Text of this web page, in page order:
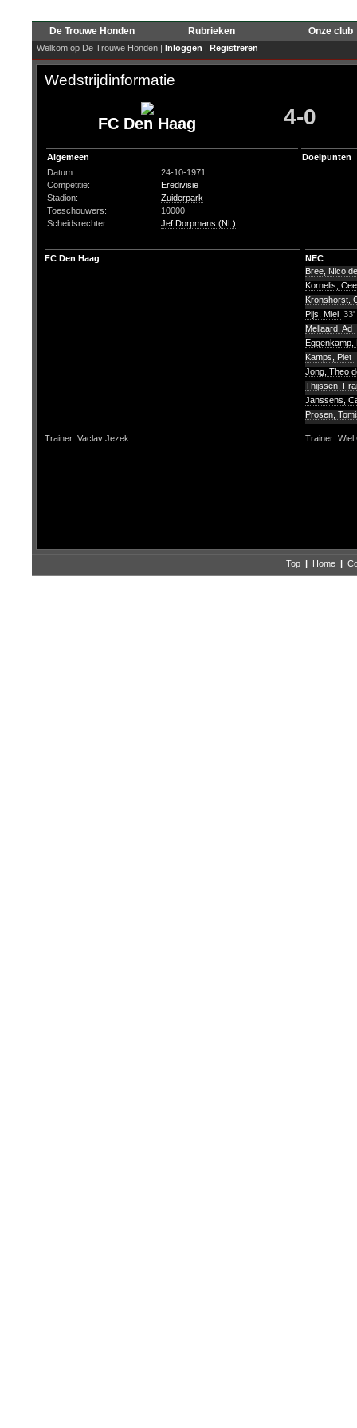
De Trouwe Honden Rubrieken Onze club
Welkom op De Trouwe Honden | Inloggen | Registreren
Wedstrijdinformatie
FC Den Haag 4-0
Algemeen
Datum:
24-10-1971
Competitie:
Eredivisie
Stadion:
Zuiderpark
Toeschouwers:
10000
Scheidsrechter:
Jef Dorpmans (NL)
Doelpunten
FC Den Haag
NEC
Bree, Nico de
Kornelis,
Kronshorst,
Pijs, Miel 33'
Mellaard, Ad
Kamps, Piet
Jong, Theo
Thijssen,
Janssens,
Prosen,
Trainer: Vaclav Jezek Trainer: Wiel
Top | Home |